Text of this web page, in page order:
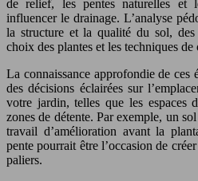
de relief, les pentes naturelles et
influencer le drainage. L’analyse
la structure et la qualité du sol,
choix des plantes et les techniques de
La connaissance approfondie de ces
des décisions éclairées sur
votre jardin, telles que les espaces
zones de détente. Par exemple, un
travail d’amélioration avant la
pente pourrait être l’occasion de
paliers.